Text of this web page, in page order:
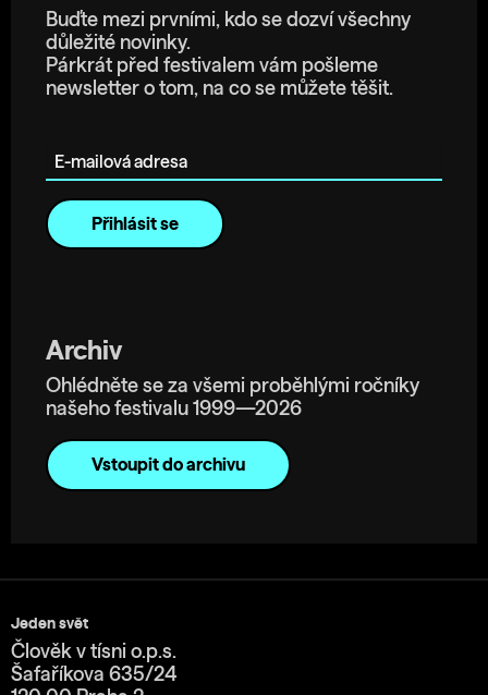
Buďte mezi prvními, kdo se dozví všechny
důležité novinky.
Párkrát před festivalem vám pošleme
newsletter o tom, na co se můžete těšit.
Archiv
Ohlédněte se za všemi proběhlými ročníky
našeho festivalu 1999—2026
Vstoupit do archivu
Jeden svět
Člověk v tísni o.p.s.
Šafaříkova 635/24